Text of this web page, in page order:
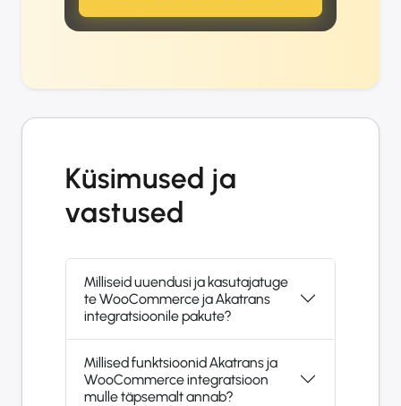
Küsimused ja
vastused
Milliseid uuendusi ja kasutajatuge
te WooCommerce ja Akatrans
integratsioonile pakute?
Millised funktsioonid Akatrans ja
WooCommerce integratsioon
mulle täpsemalt annab?